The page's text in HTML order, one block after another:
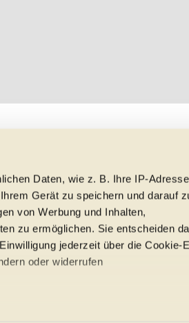
Daten, wie z. B. Ihre IP-
Gerät zu speichern und darauf
von Werbung und Inhalten,
zu ermöglichen. Sie entscheiden
jederzeit über die Cookie-
oder widerrufen